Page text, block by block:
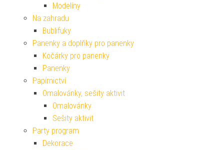
Modelíny
Na zahradu
Bublifuky
Panenky a doplňky pro panenky
Kočárky pro panenky
Panenky
Papírnictví
Omalovánky, sešity aktivit
Omalovánky
Sešity aktivit
Party program
Dekorace